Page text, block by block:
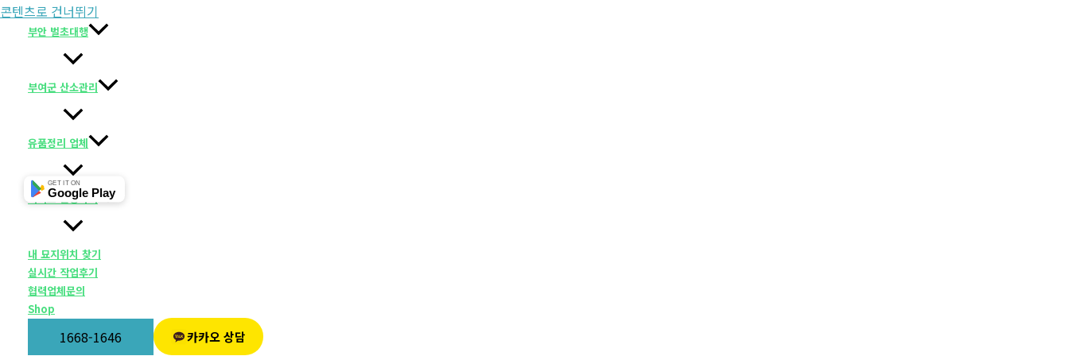
콘텐츠로 건너뛰기
부안 벌초대행
부여군 산소관리
유품정리 업체
서비스 신청하기
내 묘지위치 찾기
실시간 작업후기
협력업체문의
Shop
1668-1646 카카오 상담
GET IT ON
Google Play